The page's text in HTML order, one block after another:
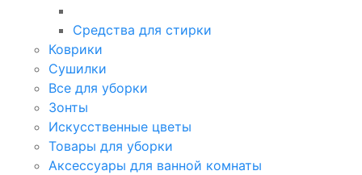
Средства для стирки
Коврики
Сушилки
Все для уборки
Зонты
Искусственные цветы
Товары для уборки
Аксессуары для ванной комнаты